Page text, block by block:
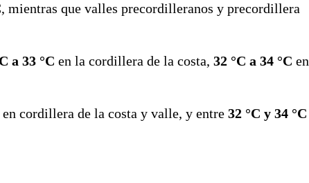
, mientras que valles precordilleranos y precordillera
a 33 °C en la cordillera de la costa, 32 °C a 34 °C en
en cordillera de la costa y valle, y entre 32 °C y 34 °C